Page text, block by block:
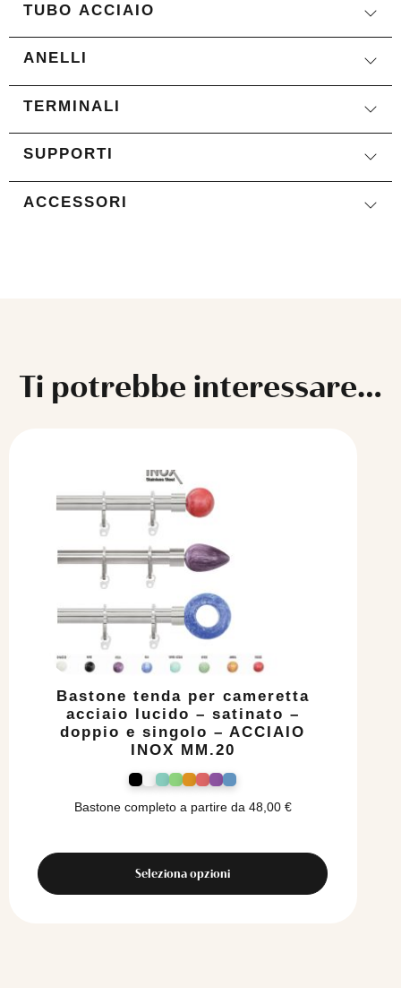
TUBO ACCIAIO
ANELLI
TERMINALI
SUPPORTI
ACCESSORI
Ti potrebbe interessare…
Bastone tenda per cameretta
acciaio lucido – satinato –
doppio e singolo – ACCIAIO
INOX MM.20
Bastone completo a partire da 48,00 €
Seleziona opzioni